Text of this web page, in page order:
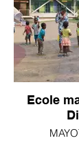
Ecole